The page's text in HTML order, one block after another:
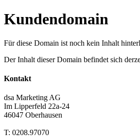
Kundendomain
Für diese Domain ist noch kein Inhalt
Der Inhalt dieser Domain befindet sich
Kontakt
dsa Marketing AG
Im Lipperfeld 22a-24
46047 Oberhausen
T: 0208.97070